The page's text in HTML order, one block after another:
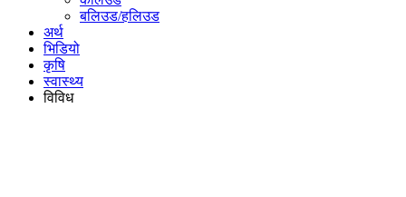
बलिउड/हलिउड
अर्थ
भिडियो
कृषि
स्वास्थ्य
विविध